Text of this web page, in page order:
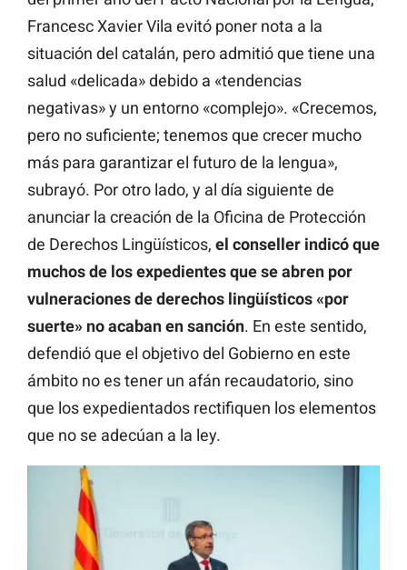
Francesc Xavier Vila evitó poner nota a la
situación del catalán, pero admitió que tiene una
salud «delicada» debido a «tendencias
negativas» y un entorno «complejo». «Crecemos,
pero no suficiente; tenemos que crecer mucho
más para garantizar el futuro de la lengua»,
subrayó. Por otro lado, y al día siguiente de
anunciar la creación de la Oficina de Protección
de Derechos Lingüísticos, el conseller indicó que
muchos de los expedientes que se abren por
vulneraciones de derechos lingüísticos «por
suerte» no acaban en sanción. En este sentido,
defendió que el objetivo del Gobierno en este
ámbito no es tener un afán recaudatorio, sino
que los expedientados rectifiquen los elementos
que no se adecúan a la ley.